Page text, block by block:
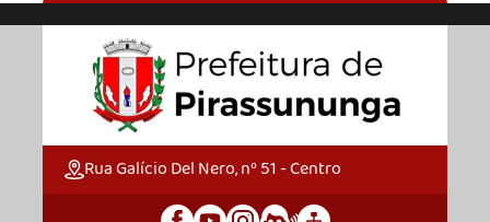
Rua Galício Del Nero, nº 51 - Centro